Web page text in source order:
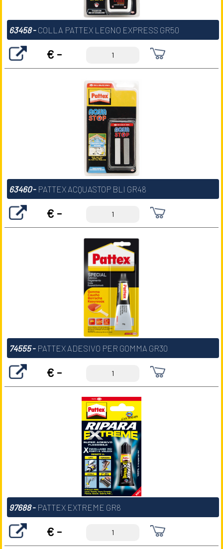
63458- COLLA PATTEX LEGNO EXPRESS GR50
€ -
63460- PATTEX ACQUASTOP BLI GR48
€ -
74555- PATTEX ADESIVO PER GOMMA GR30
€ -
97688- PATTEX EXTREME GR8
€ -